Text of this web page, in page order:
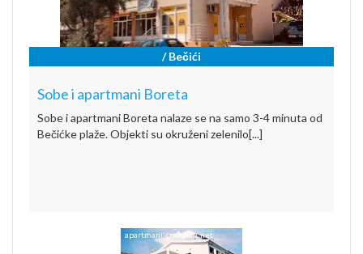
/ Bečići
Sobe i apartmani Boreta
Sobe i apartmani Boreta nalaze se na samo 3-4 minuta od
Bečićke plaže. Objekti su okruženi zelenilo[...]